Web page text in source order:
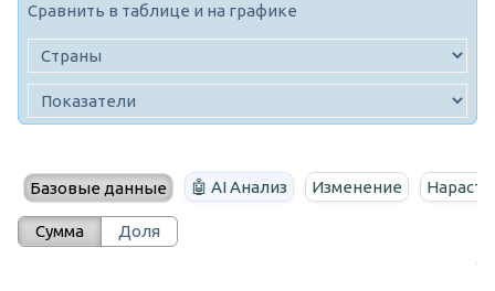
Сравнить в таблице и на графике
Базовые данные 🤖 AI Анализ Изменение
Сумма Доля